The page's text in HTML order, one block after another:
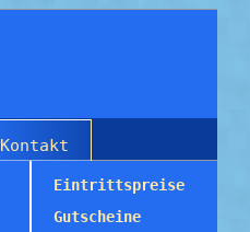
Kontakt
Eintrittspreise
Gutscheine